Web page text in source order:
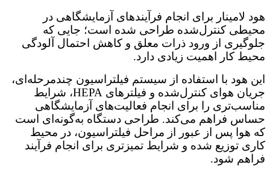
هود لامینار برای انجام فرآیندهای آزمایشگاهی در
محیطی کنترل‌شده طراحی شده است؛ جایی که
جلوگیری از ورود ذرات معلق و کاهش احتمال آلودگی
محیط کار اهمیت زیادی دارد.
این هود با استفاده از سیستم فیلتراسیون چندمرحله‌ای،
جریان هوای کنترل‌شده و فیلترهای HEPA، شرایط
مناسب‌تری را برای انجام فعالیت‌های آزمایشگاهی
حساس فراهم می‌کند. طراحی دستگاه به‌گونه‌ای است
که هوا پس از عبور از مراحل فیلتراسیون، در محیط
کاری توزیع شده و شرایط تمیزتری برای انجام فرآیند
فراهم شود.